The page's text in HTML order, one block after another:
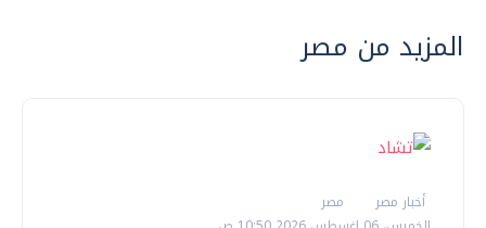
المزيد من مصر
أخبار مصر
مصر